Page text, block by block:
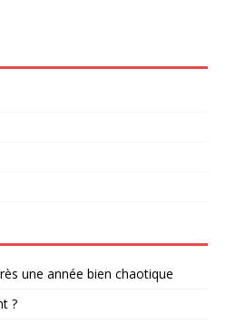
une année bien chaotique
?